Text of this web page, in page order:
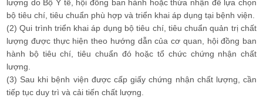
lượng do Bộ Y tế, hội đồng ban hành hoặc thừa nhận để lựa chọn
bộ tiêu chí, tiêu chuẩn phù hợp và triển khai áp dụng tại bệnh viện.
(2) Qui trình triển khai áp dụng bộ tiêu chí, tiêu chuẩn quản trị chất
lượng được thực hiện theo hướng dẫn của cơ quan, hội đồng ban
hành bộ tiêu chí, tiêu chuẩn đó hoặc tổ chức chứng nhận chất
lượng.
(3) Sau khi bệnh viện được cấp giấy chứng nhận chất lượng, cần
tiếp tục duy trì và cải tiến chất lượng.